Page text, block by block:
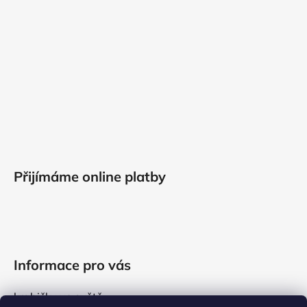
Přijímáme online platby
Informace pro vás
krabičky ve světě